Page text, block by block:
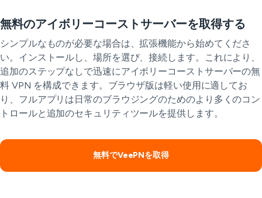
無料のアイボリーコーストサーバーを取得する
シンプルなものが必要な場合は、拡張機能から始めてくださ
い。インストールし、場所を選び、接続します。これにより、
追加のステップなしで迅速にアイボリーコーストサーバーの無
料 VPN を構成できます。ブラウザ版は軽い使用に適してお
り、フルアプリは日常のブラウジングのためのより多くのコン
トロールと追加のセキュリティツールを提供します。
無料でVeePNを取得